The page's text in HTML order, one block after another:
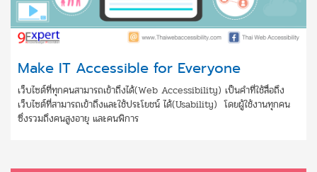
Make IT Accessible for Everyone
เว็บไซต์ที่ทุกคนสามารถเข้าถึงได้(Web Accessibility) เป็นคำที่ใช้สื่อถึง
เว็บไซต์ที่สามารถเข้าถึงและใช้ประโยชน์ ได้(Usability) โดยผู้ใช้งานทุกคน
ซึ่งรวมถึงคนสูงอายุ และคนพิการ